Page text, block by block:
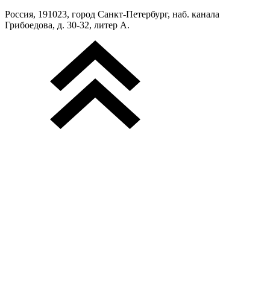
Россия, 191023, город Санкт-Петербург, наб. канала
Грибоедова, д. 30-32, литер А.